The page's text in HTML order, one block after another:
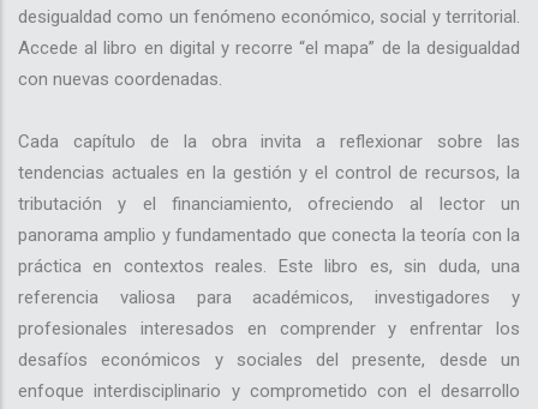
desigualdad como un fenómeno económico, social y territorial.
Accede al libro en digital y recorre “el mapa” de la desigualdad
con nuevas coordenadas.
Cada capítulo de la obra invita a reflexionar sobre las
tendencias actuales en la gestión y el control de recursos, la
tributación y el financiamiento, ofreciendo al lector un
panorama amplio y fundamentado que conecta la teoría con la
práctica en contextos reales. Este libro es, sin duda, una
referencia valiosa para académicos, investigadores y
profesionales interesados en comprender y enfrentar los
desafíos económicos y sociales del presente, desde un
enfoque interdisciplinario y comprometido con el desarrollo